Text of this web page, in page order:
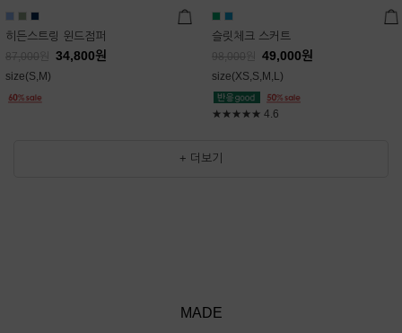
히든스트링 윈드점퍼
87,000 34,800원
size(S,M)
슬릿체크 스커트
98,000 49,000원
size(XS,S,M,L)
★★★★★ 4.6
+ 더보기
MADE